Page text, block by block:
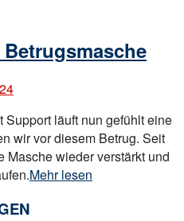
Support läuft nun gefühlt eine
wir vor diesem Betrug. Seit
Masche wieder verstärkt und
„Microsoft
Betrugsmasche“
Mehr lesen